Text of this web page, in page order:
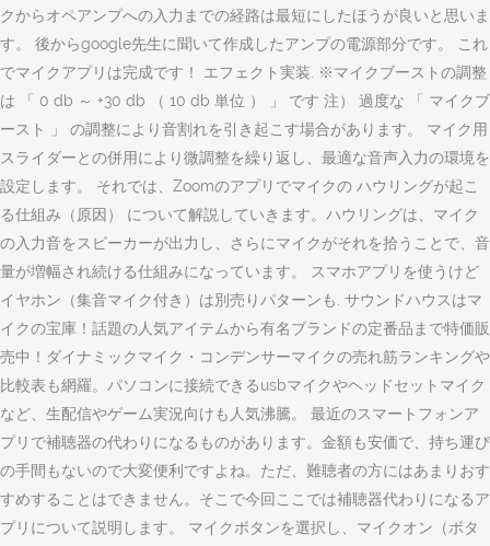
クからオペアンプへの入力までの経路は最短にしたほうが良いと思いま
す。 後からgoogle先生に聞いて作成したアンプの電源部分です。 これ
でマイクアプリは完成です！ エフェクト実装. ※マイクブーストの調整
は 「 0 db ～ +30 db （ 10 db 単位 ） 」 です 注） 過度な 「 マイクブ
ースト 」 の調整により音割れを引き起こす場合があります。 マイク用
スライダーとの併用により微調整を繰り返し、最適な音声入力の環境を
設定します。 それでは、Zoomのアプリでマイクの ハウリングが起こ
る仕組み（原因） について解説していきます。ハウリングは、マイク
の入力音をスピーカーが出力し、さらにマイクがそれを拾うことで、音
量が増幅され続ける仕組みになっています。 スマホアプリを使うけど
イヤホン（集音マイク付き）は別売りパターンも. サウンドハウスはマ
イクの宝庫！話題の人気アイテムから有名ブランドの定番品まで特価販
売中！ダイナミックマイク・コンデンサーマイクの売れ筋ランキングや
比較表も網羅。パソコンに接続できるusbマイクやヘッドセットマイク
など、生配信やゲーム実況向けも人気沸騰。 最近のスマートフォンア
プリで補聴器の代わりになるものがあります。金額も安価で、持ち運び
の手間もないので大変便利ですよね。ただ、難聴者の方にはあまりおす
すめすることはできません。そこで今回ここでは補聴器代わりになるア
プリについて説明します。 マイクボタンを選択し、マイクオン（ボタ